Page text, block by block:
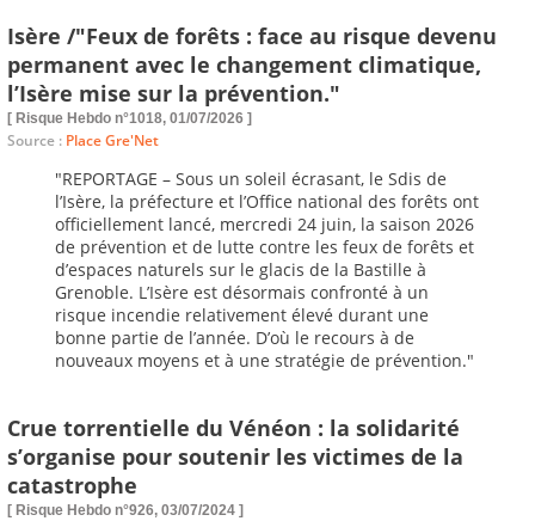
Isère /"Feux de forêts : face au risque devenu
permanent avec le changement climatique,
l’Isère mise sur la prévention."
[ Risque Hebdo n°1018, 01/07/2026 ]
Source : Place Gre'Net
"REPORTAGE – Sous un soleil écrasant, le Sdis de
l’Isère, la préfecture et l’Office national des forêts ont
officiellement lancé, mercredi 24 juin, la saison 2026
de prévention et de lutte contre les feux de forêts et
d’espaces naturels sur le glacis de la Bastille à
Grenoble. L’Isère est désormais confronté à un
risque incendie relativement élevé durant une
bonne partie de l’année. D’où le recours à de
nouveaux moyens et à une stratégie de prévention."
Crue torrentielle du Vénéon : la solidarité
s’organise pour soutenir les victimes de la
catastrophe
[ Risque Hebdo n°926, 03/07/2024 ]